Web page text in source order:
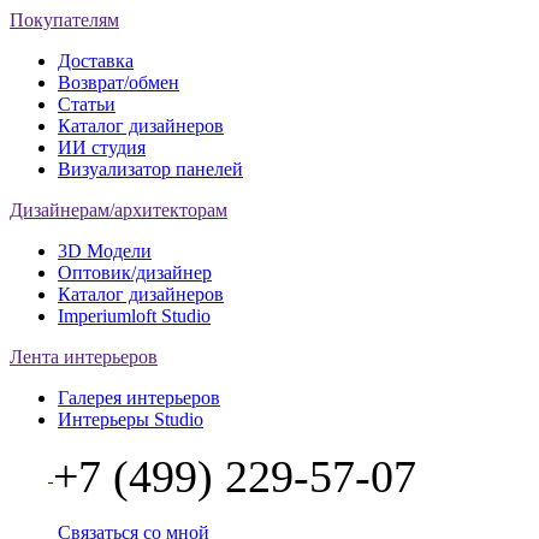
Покупателям
Доставка
Возврат/обмен
Статьи
Каталог дизайнеров
ИИ студия
Визуализатор панелей
Дизайнерам/архитекторам
3D Модели
Оптовик/дизайнер
Каталог дизайнеров
Imperiumloft Studio
Лента интерьеров
Галерея интерьеров
Интерьеры Studio
+7 (499) 229-57-07
Связаться со мной